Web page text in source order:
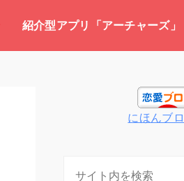
紹介型アプリ「アーチャーズ」
にほんブ